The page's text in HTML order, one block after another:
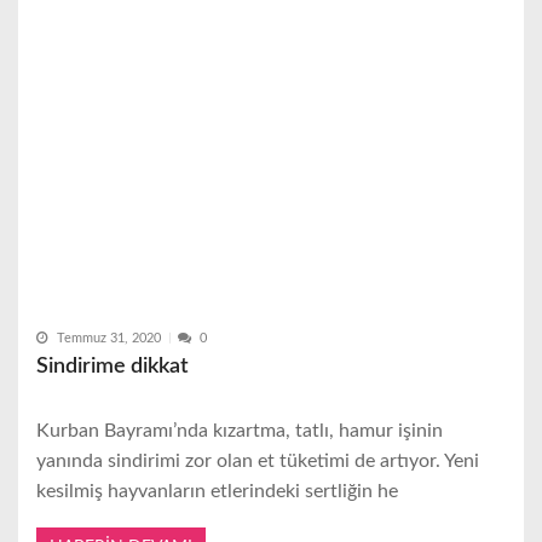
Temmuz 31, 2020 0
Sindirime dikkat
Kurban Bayramı’nda kızartma, tatlı, hamur işinin
yanında sindirimi zor olan et tüketimi de artıyor. Yeni
kesilmiş hayvanların etlerindeki sertliğin he